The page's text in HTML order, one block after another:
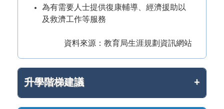
為有需要人士提供復康輔導、經濟援助以
及救濟工作等服務
資料來源：教育局生涯規劃資訊網站
升學階梯建議